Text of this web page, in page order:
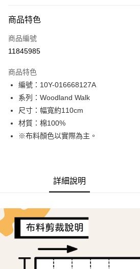
信用卡一次付款
超商取貨付款
Apple Pay
街口支付
Google Pay
AFTEE先享後付
１．簡單：不需註冊會員、不需綁卡、不需儲值
３．安心：先確認商品／服務後，再付款。
【「AFTEE先享後付」結帳流程】
１．於結帳方式選擇「AFTEE先享後付」後，
結帳頁面，進行簡訊認證並確認金額後，即可
２．訂單成立數日內，您將收到繳費通知簡訊。
３．收到繳費通知簡訊後14天內，點擊此簡訊
全家取貨付款
每筆NT$65，滿NT$1,500(含以上)免運費
每筆NT$65，滿NT$1,500(含以上)免運費
商品特色
商品編號
11845985
商品特色
編號：10Y-016668127A
系列：Woodland Walk
尺寸：幅寬約110cm
材質：棉100%
※布料顏色以實際為主。
詳細說明